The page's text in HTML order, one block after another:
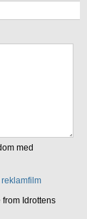
med
Idrottens